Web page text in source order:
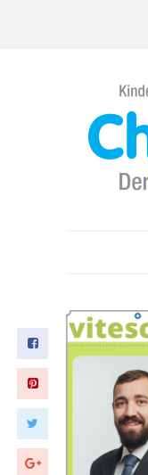
Chillzeit - Der vitesca-Blog